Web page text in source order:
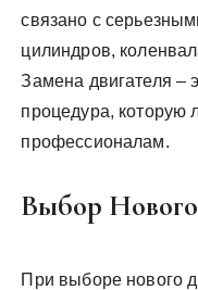
связано с
цилиндров,
Замена двигателя –
процедура, которую
профессионалам.
Выбор
При выборе нового